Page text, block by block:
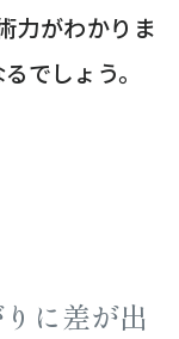
力がわかりま
でしょう。
に差が出